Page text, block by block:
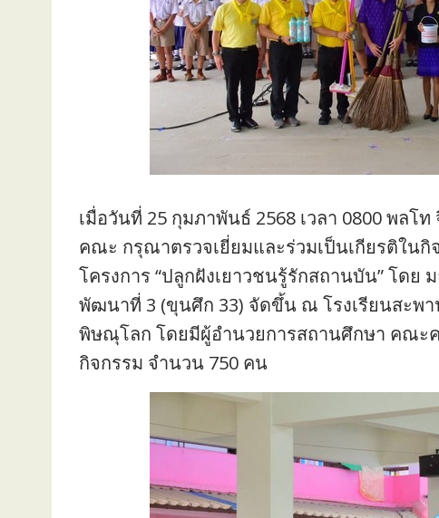
เมื่อวันที่ 25 กุมภาพันธ์ 2568 เวลา 0800 พลโ
คณะ กรุณาตรวจเยี่ยมและร่วมเป็นเกียรติใน
โครงการ “ปลูกฝังเยาวชนรู้รักสถานบัน” โด
พัฒนาที่ 3 (ขุนศึก 33) จัดขึ้น ณ โรงเรียนสะพ
พิษณุโลก โดยมีผู้อำนวยการสถานศึกษา คณะ
กิจกรรม จำนวน 750 คน